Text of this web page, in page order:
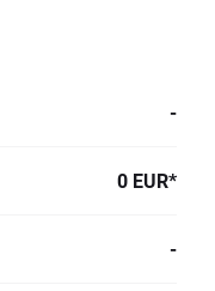
-
0 EUR*
-